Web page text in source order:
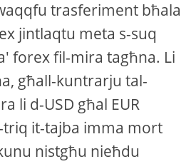
trasferiment bħala
jintlaqtu meta s-suq
forex fil-mira tagħna. Li
għall-kuntrarju tal-
li d-USD għal EUR
triq it-tajba imma mort
nistgħu nieħdu